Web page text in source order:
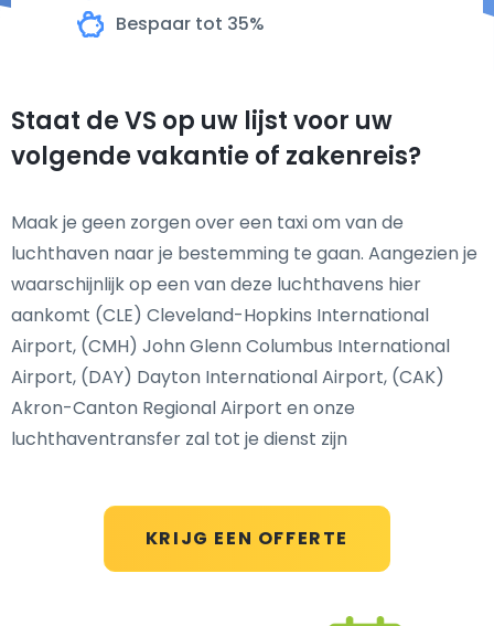
Bespaar tot 35%
KRIJG EEN OFFERTE
Staat de VS op uw lijst voor uw
volgende vakantie of zakenreis?
Maak je geen zorgen over een taxi om van de
luchthaven naar je bestemming te gaan. Aangezien je
waarschijnlijk op een van deze luchthavens hier
aankomt (CLE) Cleveland-Hopkins International
Airport, (CMH) John Glenn Columbus International
Airport, (DAY) Dayton International Airport, (CAK)
Akron-Canton Regional Airport en onze
luchthaventransfer zal tot je dienst zijn